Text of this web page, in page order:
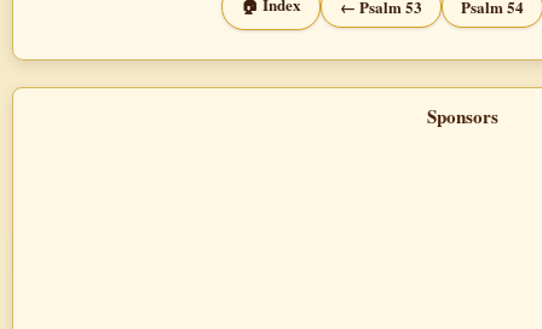
← Psalm 53 Psalm 54
Sponsors